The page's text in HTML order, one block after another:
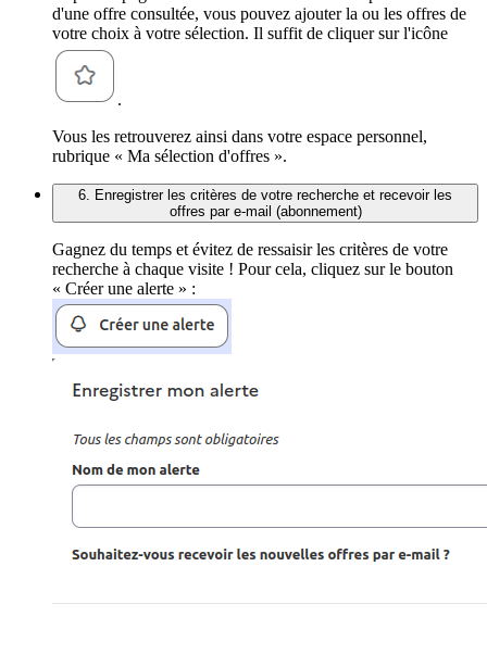
d'une offre consultée, vous pouvez ajouter la ou les offres de
votre choix à votre sélection. Il suffit de cliquer sur l'icône
.
Vous les retrouverez ainsi dans votre espace personnel,
rubrique « Ma sélection d'offres ».
6. Enregistrer les critères de votre recherche et recevoir les
offres par e-mail (abonnement)
Gagnez du temps et évitez de ressaisir les critères de votre
recherche à chaque visite ! Pour cela, cliquez sur le bouton
« Créer une alerte » :